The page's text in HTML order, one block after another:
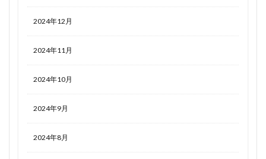
2024年12月
2024年11月
2024年10月
2024年9月
2024年8月